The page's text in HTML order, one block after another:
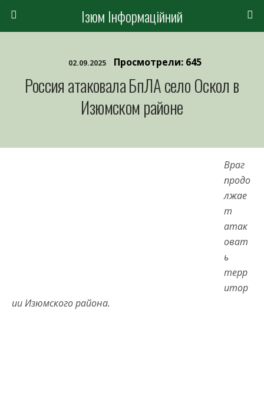
Ізюм Інформаційний
02.09.2025 Просмотрели: 645
Россия атаковала БпЛА село Оскол в
Изюмском районе
Враг
продо
лжае
т
атак
оват
ь
терр
итор
ии Изюмского района.